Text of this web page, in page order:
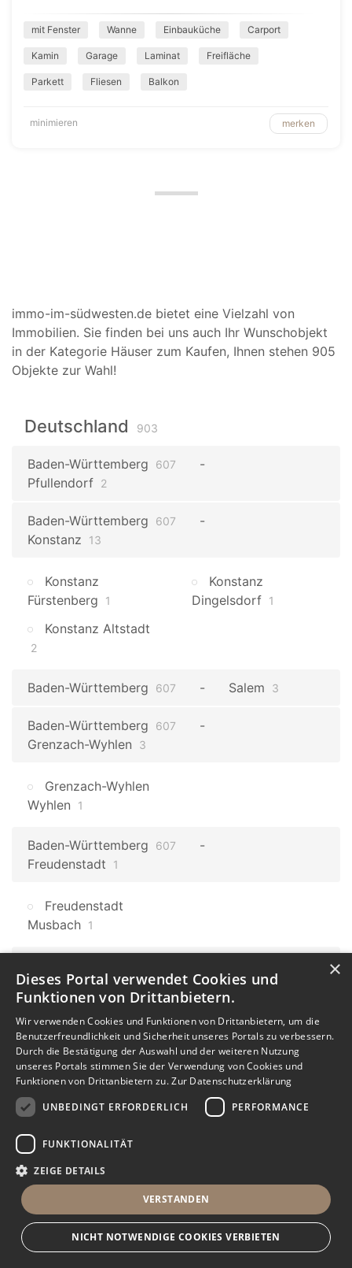
mit Fenster Wanne Einbauküche Carport
Kamin Garage Laminat Freifläche
Parkett Fliesen Balkon
minimieren merken
immo-im-südwesten.de bietet eine Vielzahl von
Immobilien. Sie finden bei uns auch Ihr Wunschobjekt
in der Kategorie Häuser zum Kaufen, Ihnen stehen 905
Objekte zur Wahl!
Deutschland 903
Baden-Württemberg 607
Pfullendorf 2
Baden-Württemberg 607
Konstanz 13
Konstanz
Fürstenberg
1
Konstanz
Dingelsdorf 1
Konstanz Altstadt
2
Baden-Württemberg 607 Salem 3
Baden-Württemberg 607
Grenzach-Wyhlen 3
Grenzach-Wyhlen
Wyhlen
1
Baden-Württemberg 607
Freudenstadt 1
Freudenstadt
Musbach 1
Laufenburg 9
Baden-Württemberg 607 Karlsruhe 7
Karlsruhe Oststadt
1
Donaueschingen
Baden-Württemberg
Baden-Württemberg 607
Mühlhausen 2
×
Dieses Portal verwendet Cookies und
Funktionen von Drittanbietern.
Wir verwenden Cookies und Funktionen von Drittanbietern, um die
Benutzerfreundlichkeit und Sicherheit unseres Portals zu verbessern.
Durch die Bestätigung der Auswahl und der weiteren Nutzung
unseres Portals stimmen Sie der Verwendung von Cookies und
Funktionen von Drittanbietern zu.Zur Datenschutzerklärung
UNBEDINGT ERFORDERLICH
PERFORMANCE
FUNKTIONALITÄT
ZEIGE DETAILS
VERSTANDEN
NICHT NOTWENDIGE COOKIES VERBIETEN